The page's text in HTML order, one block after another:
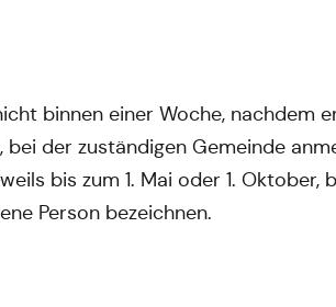
binnen einer Woche, nachdem
der zuständigen Gemeinde
bis zum 1. Mai oder 1. Oktober,
Person bezeichnen.